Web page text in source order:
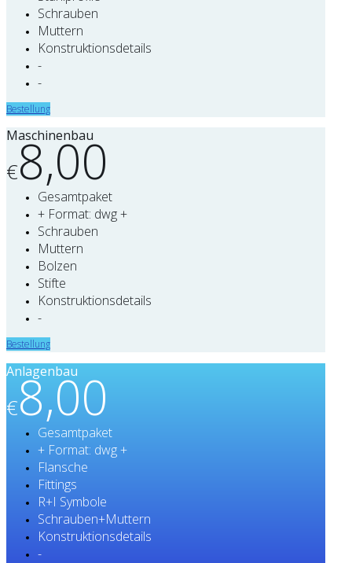
Schrauben
Muttern
Konstruktionsdetails
-
-
Bestellung
Maschinenbau
€8,00
Gesamtpaket
+ Format: dwg +
Schrauben
Muttern
Bolzen
Stifte
Konstruktionsdetails
-
Bestellung
Anlagenbau
€8,00
Gesamtpaket
+ Format: dwg +
Flansche
Fittings
R+I Symbole
Schrauben+Muttern
Konstruktionsdetails
-